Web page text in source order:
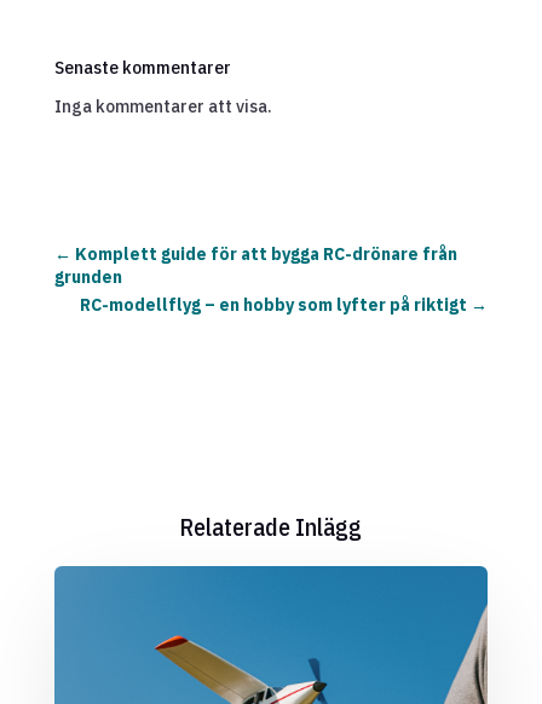
Senaste kommentarer
Inga kommentarer att visa.
← Komplett guide för att bygga RC-drönare från
grunden
RC-modellflyg – en hobby som lyfter på riktigt →
Relaterade Inlägg